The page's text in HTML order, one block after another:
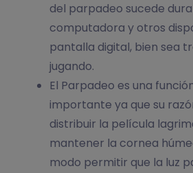
del parpadeo sucede
computadora y otros
pantalla digital, bien sea
jugando.
El Parpadeo es una
importante ya que su
distribuir la película
mantener la cornea
modo permitir que la luz